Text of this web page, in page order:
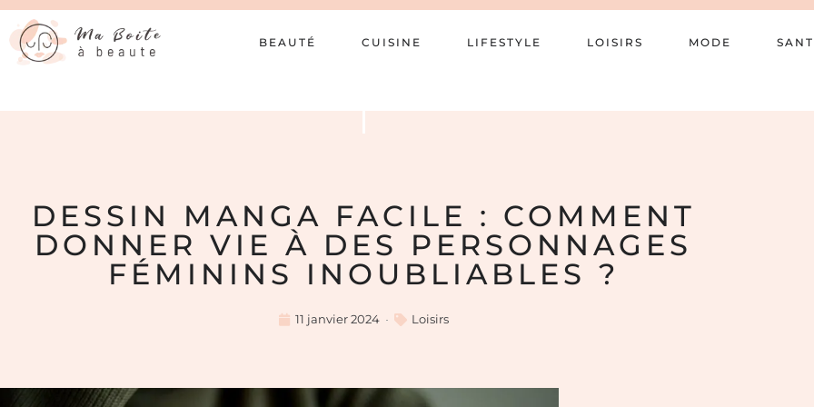
BEAUTÉ CUISINE LIFESTYLE LOISIRS MODE
DESSIN MANGA FACILE : COMMENT
DONNER VIE À DES PERSONNAGES
FÉMININS INOUBLIABLES ?
11 janvier 2024 Loisirs